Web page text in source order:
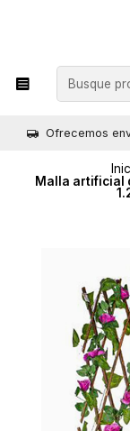
Ofrecemos
Malla artificial